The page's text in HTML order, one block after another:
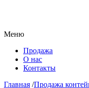
Меню
Продажа
О нас
Контакты
Главная /Продажа